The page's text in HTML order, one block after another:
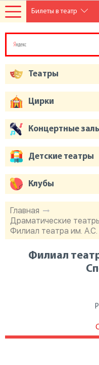
Главная
Драматические
Филиал театра им.
Филиал
Театры
Цирки
Концертные
Детские театры
Клубы
Билеты в театр